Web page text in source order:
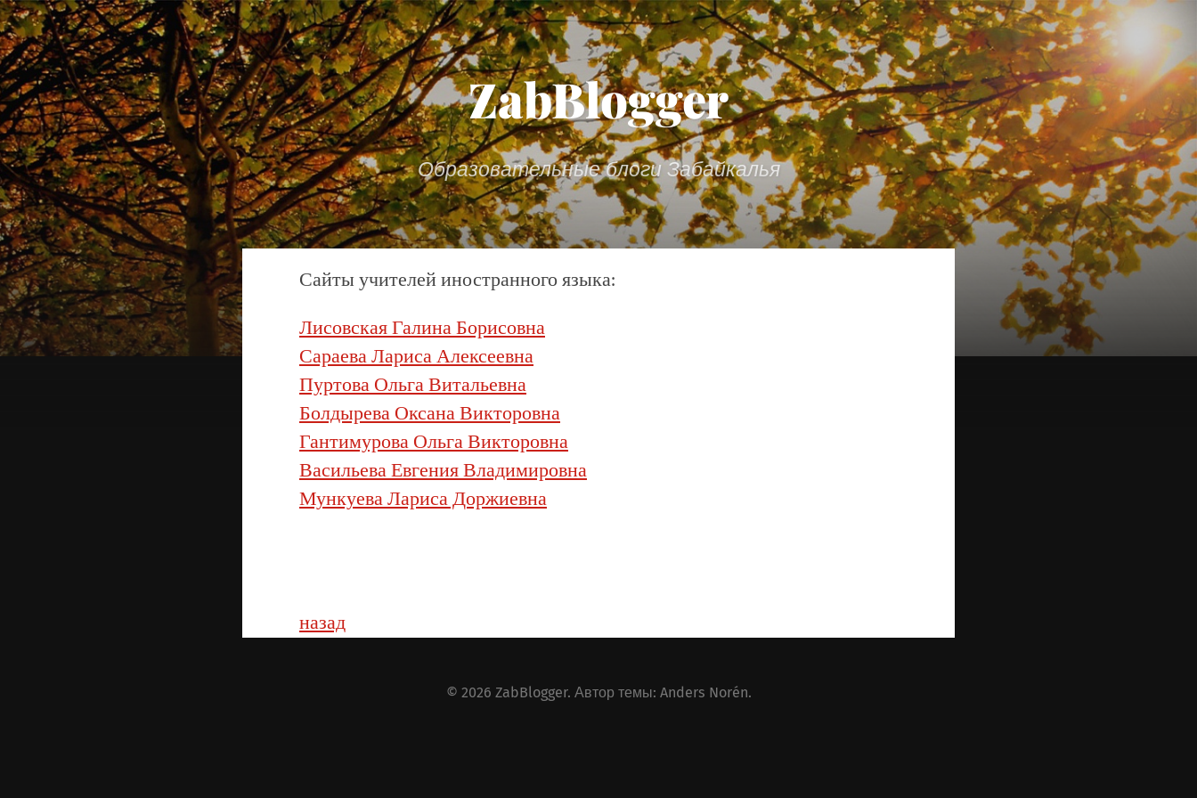
ZabBlogger
Образовательные блоги Забайкалья
Сайты учителей иностранного языка:
Лисовская Галина Борисовна
Сараева Лариса Алексеевна
Пуртова Ольга Витальевна
Болдырева Оксана Викторовна
Гантимурова Ольга Викторовна
Васильева Евгения Владимировна
Мункуева Лариса Доржиевна
назад
© 2026 ZabBlogger. Автор темы: Anders Norén.